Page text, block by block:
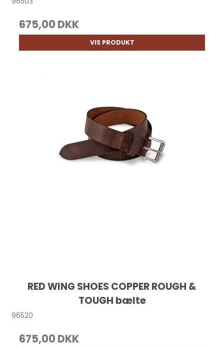
675,00 DKK
VIS PRODUKT
RED WING SHOES COPPER ROUGH &
TOUGH bælte
96520
675,00 DKK